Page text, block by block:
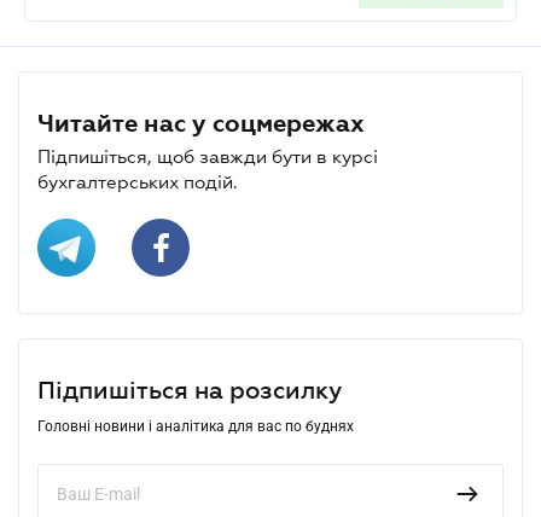
Читайте нас у соцмережах
Підпишіться, щоб завжди бути в курсі
бухгалтерських подій.
Підпишіться на розсилку
Головні новини і аналітика для вас по буднях